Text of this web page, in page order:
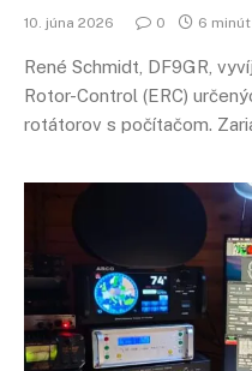
10. júna 2026 0 6
René Schmidt, DF9GR,
Rotor-Control (ERC)
rotátorov s počítačom.